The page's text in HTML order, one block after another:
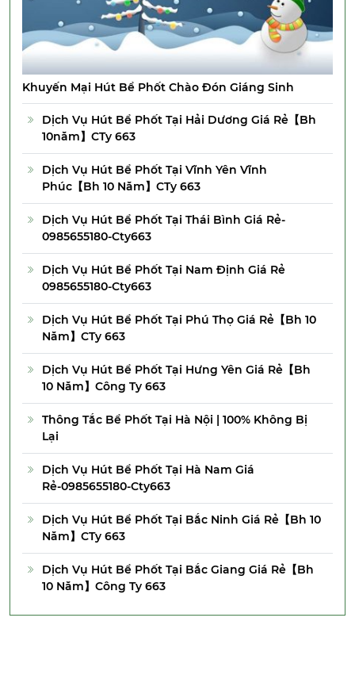
Khuyến Mại Hút Bể Phốt Chào Đón Giáng Sinh
Dịch Vụ Hút Bể Phốt Tại Hải Dương Giá Rẻ【Bh
10năm】CTy 663
Dịch Vụ Hút Bể Phốt Tại Vĩnh Yên Vĩnh
Phúc【Bh 10 Năm】CTy 663
Dịch Vụ Hút Bể Phốt Tại Thái Bình Giá Rẻ-
0985655180-Cty663
Dịch Vụ Hút Bể Phốt Tại Nam Định Giá Rẻ
0985655180-Cty663
Dịch Vụ Hút Bể Phốt Tại Phú Thọ Giá Rẻ【Bh 10
Năm】CTy 663
Dịch Vụ Hút Bể Phốt Tại Hưng Yên Giá Rẻ【Bh
10 Năm】Công Ty 663
Thông Tắc Bể Phốt Tại Hà Nội | 100% Không Bị
Lại
Dịch Vụ Hút Bể Phốt Tại Hà Nam Giá
Rẻ-0985655180-Cty663
Dịch Vụ Hút Bể Phốt Tại Bắc Ninh Giá Rẻ【Bh 10
Năm】CTy 663
Dịch Vụ Hút Bể Phốt Tại Bắc Giang Giá Rẻ【Bh
10 Năm】Công Ty 663